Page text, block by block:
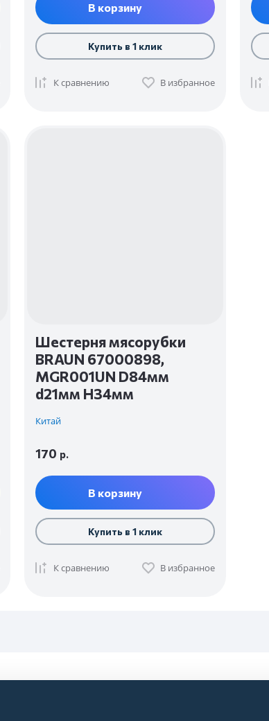
В корзину
Купить в 1 клик
К сравнению В избранное
Шестерня мясорубки
BRAUN 67000898,
MGR001UN D84мм
d21мм H34мм
Китай
170 р.
В корзину
Купить в 1 клик
К сравнению В избранное